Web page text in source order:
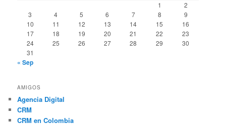
1
2
3
4 5 6 7 8
9
10
11 12 13 14 15
16
17
18 19 20 21 22
23
24
25 26 27 28 29
30
31
« Sep
AMIGOS
Agencia Digital
CRM
CRM en Colombia